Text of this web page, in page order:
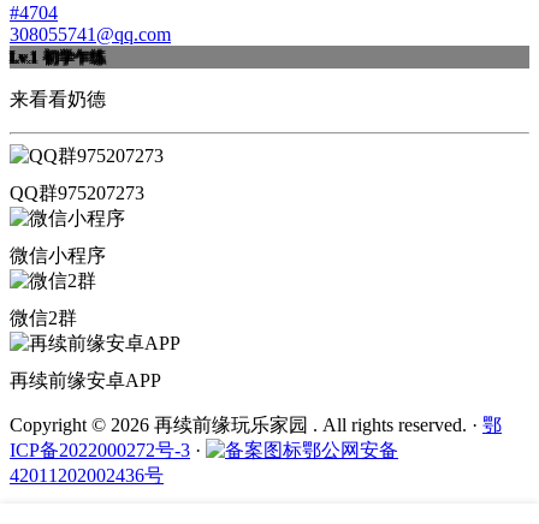
#4704
308055741@qq.com
Lv.1 初学乍练
来看看奶德
QQ群975207273
微信小程序
微信2群
再续前缘安卓APP
Copyright © 2026 再续前缘玩乐家园 . All rights reserved. · 鄂
ICP备2022000272号-3 ·
鄂公网安备
42011202002436号